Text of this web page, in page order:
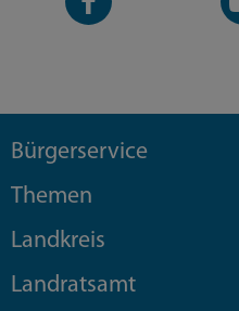
Seite
Bürgerservice
Themen
Landkreis
Landratsamt